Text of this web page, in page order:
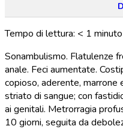
Tempo di lettura: < 1 minuto
Sonambulismo. Flatulenze
anale. Feci aumentate.
copioso, aderente, marrone
striato di sangue; con
ai genitali. Metrorragia
10 giorni, seguita da